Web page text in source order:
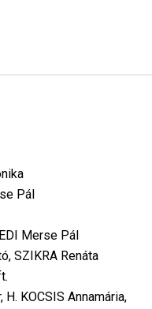
Pál
Merse Pál
SZIKRA Renáta
H. KOCSIS Annamária,